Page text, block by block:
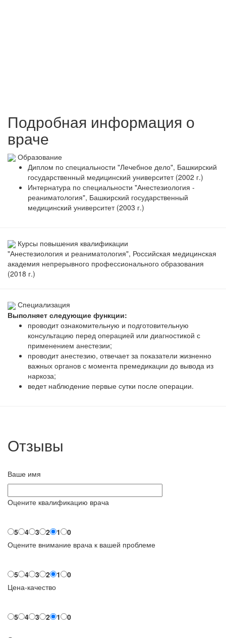
Подробная информация о
враче
Образование
Диплом по специальности "Лечебное дело", Башкирский
государственный медицинский университет (2002 г.)
Интернатура по специальности "Анестезиология -
реаниматология", Башкирский государственный
медицинский университет (2003 г.)
Курсы повышения квалификации
"Анестезиология и реаниматология", Российская медицинская
академия непрерывного профессионального образования
(2018 г.)
Специализация
Выполняет следующие функции:
проводит ознакомительную и подготовительную
консультацию перед операцией или диагностикой с
применением анестезии;
проводит анестезию, отвечает за показатели жизненно
важных органов с момента премедикации до вывода из
наркоза;
ведет наблюдение первые сутки после операции.
Отзывы
Ваше имя
Оцените квалификацию врача
5 4 3 2 1
0
Оцените внимание врача к вашей проблеме
5 4 3 2 1
0
Цена-качество
5 4 3 2 1 0